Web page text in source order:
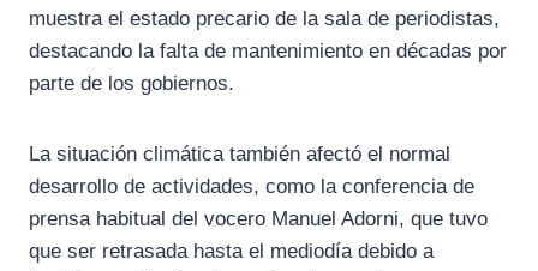
muestra el estado precario de la sala de periodistas,
destacando la falta de mantenimiento en décadas por
parte de los gobiernos.
La situación climática también afectó el normal
desarrollo de actividades, como la conferencia de
prensa habitual del vocero Manuel Adorni, que tuvo
que ser retrasada hasta el mediodía debido a